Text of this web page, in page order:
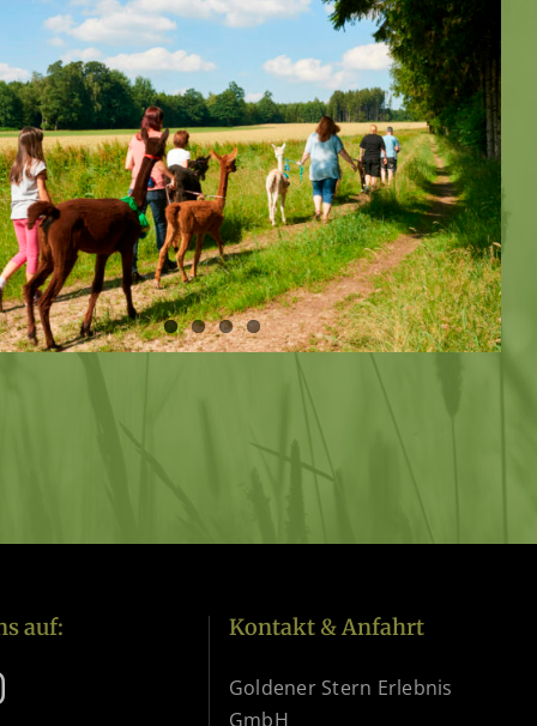
auf: Kontakt & Anfahrt
Goldener Stern Erlebnis
GmbH